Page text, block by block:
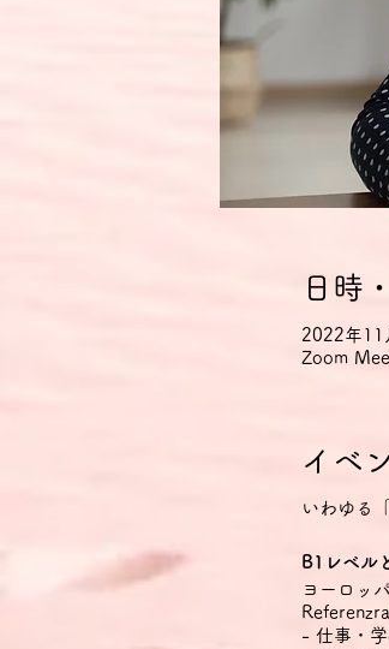
日時
2022年11
Zoom
イベ
いわゆる
B1レベル
ヨーロッ
- 仕事・